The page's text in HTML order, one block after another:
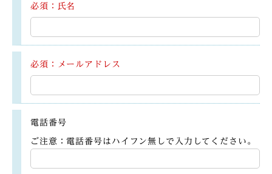
必須：氏名
必須：メールアドレス
電話番号
ご注意：電話番号はハイフン無しで入力してください。